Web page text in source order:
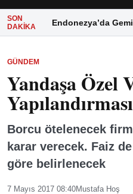
SON
DAKIKA
Endonezya’da
GÜNDEM
Yandaşa Özel
Yapılandırması
Borcu ötelenecek
karar verecek. Faiz
göre belirlenecek
7 Mayıs 2017 08:40Mustafa Hoş